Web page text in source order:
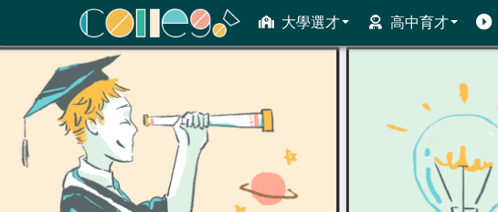
大學選才 高中育才